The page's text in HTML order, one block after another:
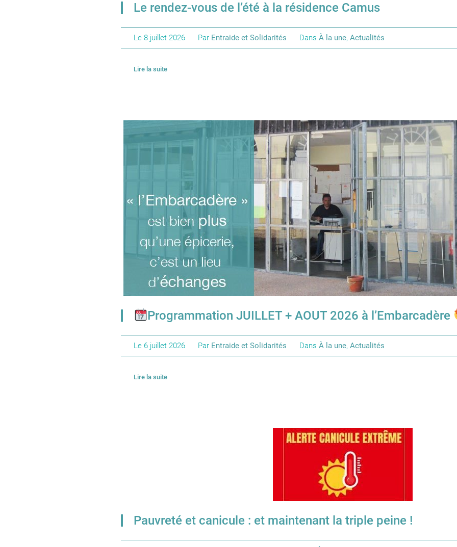
Le rendez-vous de l’été à la résidence Camus
Le 8 juillet 2026 Par Entraide et Solidarités Dans À la une, Actualités
Lire la suite
Programmation JUILLET + AOUT 2026 à l’Embarcadère
Le 6 juillet 2026 Par Entraide et Solidarités Dans À la une, Actualités
Lire la suite
Pauvreté et canicule : et maintenant la triple peine !